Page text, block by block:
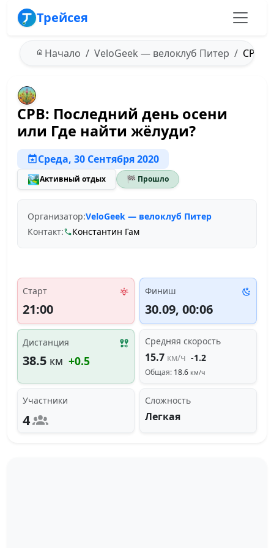
Трейсея
Начало VeloGeek — велоклуб Питер СРВ:
СРВ: Последний день осени
или Где найти жёлуди?
Среда, 30 Сентября 2020
🏞️Активный отдых 🏁 Прошло
Организатор:VeloGeek — велоклуб Питер
Контакт:
Константин Гам
Старт
21:00
Финиш
30.09, 00:06
Дистанция
38.5 км +0.5
Средняя скорость
15.7 км/ч -1.2
Общая: 18.6 км/ч
Участники
4
Сложность
Легкая